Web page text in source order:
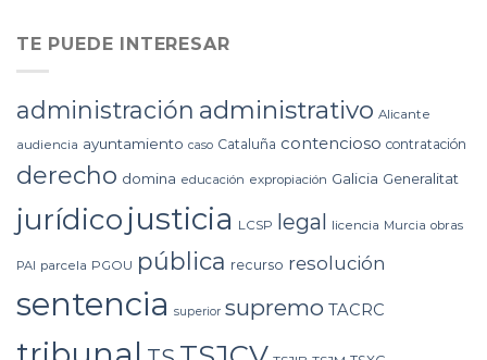
TE PUEDE INTERESAR
administración administrativo Alicante
audiencia ayuntamiento caso Cataluña contencioso contratación
derecho domina educación expropiación Galicia Generalitat
jurídico justicia LCSP legal licencia Murcia obras
PAI parcela PGOU pública recurso resolución
sentencia superior supremo TACRC